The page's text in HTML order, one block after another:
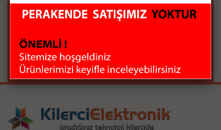
E-BÜLTEN ABONELİĞİ
E-Bülten aboneliği ile fırsatları kaçırma...